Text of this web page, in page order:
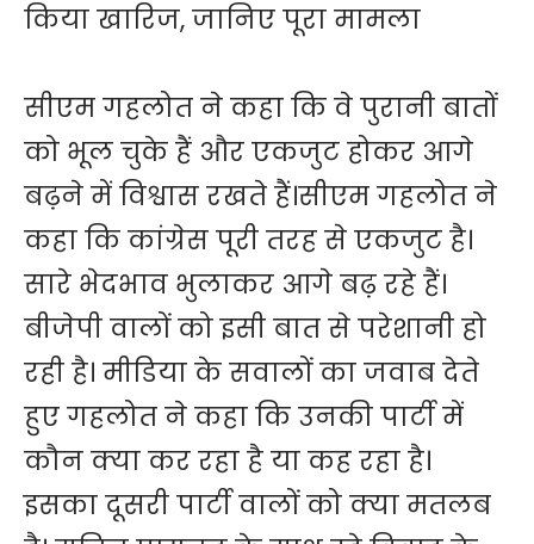
किया खारिज, जानिए पूरा मामला
सीएम गहलोत ने कहा कि वे पुरानी बातों
को भूल चुके हैं और एकजुट होकर आगे
बढ़ने में विश्वास रखते हैं।सीएम गहलोत ने
कहा कि कांग्रेस पूरी तरह से एकजुट है।
सारे भेदभाव भुलाकर आगे बढ़ रहे हैं।
बीजेपी वालों को इसी बात से परेशानी हो
रही है। मीडिया के सवालों का जवाब देते
हुए गहलोत ने कहा कि उनकी पार्टी में
कौन क्या कर रहा है या कह रहा है।
इसका दूसरी पार्टी वालों को क्या मतलब